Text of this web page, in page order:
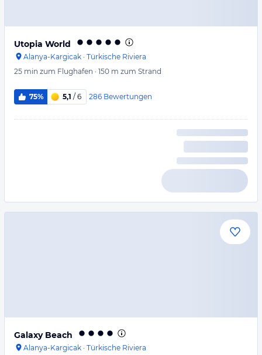
Utopia World
Alanya-Kargicak · Türkische Riviera
25 min zum Flughafen · 150 m zum Strand
75% 5,1 / 6 286 Bewertungen
Galaxy Beach
Alanya-Kargicak · Türkische Riviera